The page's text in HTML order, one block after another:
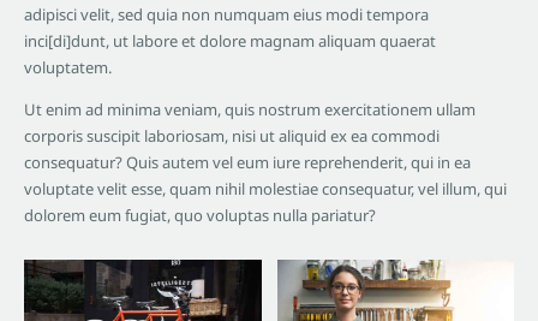
adipisci velit, sed quia non numquam eius modi tempora
inci[di]dunt, ut labore et dolore magnam aliquam quaerat
voluptatem.
Ut enim ad minima veniam, quis nostrum exercitationem ullam
corporis suscipit laboriosam, nisi ut aliquid ex ea commodi
consequatur? Quis autem vel eum iure reprehenderit, qui in ea
voluptate velit esse, quam nihil molestiae consequatur, vel illum, qui
dolorem eum fugiat, quo voluptas nulla pariatur?